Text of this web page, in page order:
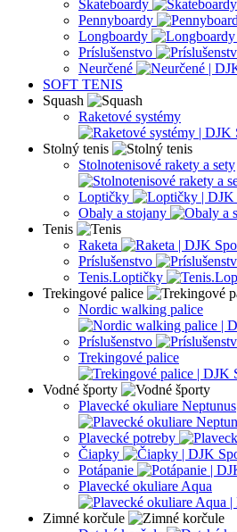
Skateboardy
Pennyboardy
Longboardy
Príslušenstvo
Neurčené
SOFT TENIS
Squash
Raketové systémy
Stolný tenis
Stolnotenisové rakety a sety
Loptičky
Obaly a stojany
Tenis
Raketa
Príslušenstvo
Tenis.Loptičky
Trekingové palice
Nordic walking palice
Príslušenstvo
Trekingové palice
Vodné športy
Plavecké okuliare Neptunus
Plavecké potreby
Čiapky
Potápanie
Plavecké okuliare Aqua
Zimné korčule